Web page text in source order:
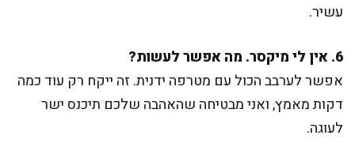
עשיר.
6. אין לי מיקסר. מה אפשר לעשות?
אפשר לערבב הכול עם מטרפה ידנית. זה ייקח רק עוד כמה
דקות מאמץ, ואני מבטיחה שהאהבה שלכם תיכנס ישר
לעוגה.